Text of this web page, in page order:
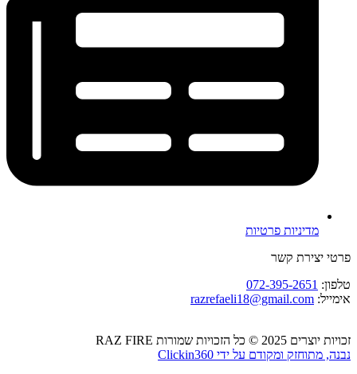
מדיניות פרטיות
פרטי יצירת קשר
טלפון: 072-395-2651
אימייל: razrefaeli18@gmail.com
זכויות יוצרים 2025 © כל הזכויות שמורות RAZ FIRE
נבנה, מתוחזק ומקודם על ידי Clickin360